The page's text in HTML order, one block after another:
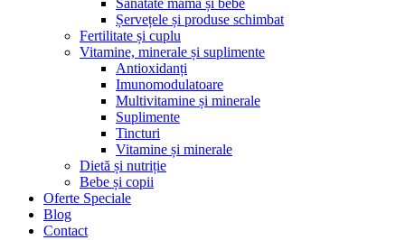
Sănătate mama și bebe
Șervețele și produse schimbat
Fertilitate și cuplu
Vitamine, minerale și suplimente
Antioxidanți
Imunomodulatoare
Multivitamine și minerale
Suplimente
Tincturi
Vitamine și minerale
Dietă și nutriție
Bebe și copii
Oferte Speciale
Blog
Contact